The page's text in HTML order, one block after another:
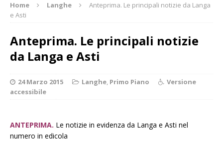
Home Langhe
Anteprima. Le principali notizie da Langa
e Asti
Anteprima. Le principali notizie
da Langa e Asti
24 Marzo 2015 Langhe, Primo Piano
Versione
accessibile
ANTEPRIMA. Le notizie in evidenza da Langa e Asti nel
numero in edicola